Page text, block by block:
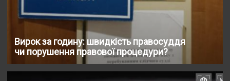
Вирок за годину: швидкість правосуддя
чи порушення правової процедури?